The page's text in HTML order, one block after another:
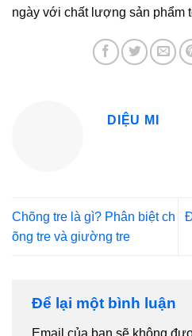
ngày với chất lượng sản phẩm
DIỆU MI
Chõng tre là gì? Phân biệt ch
õng tre và giường tre
Để lại một bình luận
Email của bạn sẽ không